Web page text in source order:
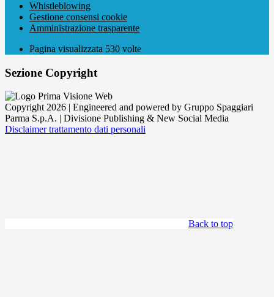
Whistleblowing
Gestione consensi cookie
Amministrazione trasparente
Pagina visualizzata 530 volte
Sezione Copyright
Copyright 2026 | Engineered and powered by Gruppo Spaggiari
Parma S.p.A. | Divisione Publishing & New Social Media
Disclaimer trattamento dati personali
Back to top